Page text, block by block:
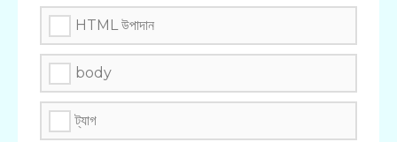
HTML উপাদান
body
ট্যাগ